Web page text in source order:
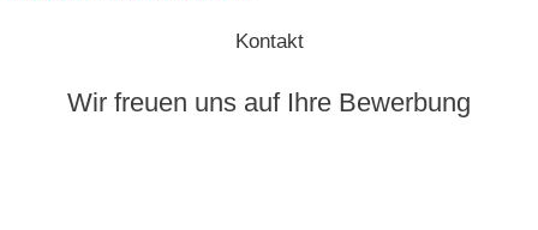
Kontakt
Wir freuen uns auf Ihre Bewerbung